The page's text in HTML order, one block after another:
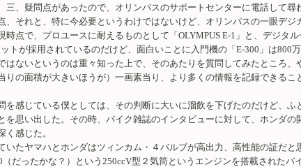
三、疑問点があったので、オリンパスのサポートセンターに電話して
それと、特に今必要というわけではないけど、オリンパスの一眼デジ
時点で、プロユースに耐えるものとして「OLYMPUS E-1」と、デジタ
トが採用されているのだけど、面白いことに入門機の「E-300」は
はないというのは重々知った上で、そのあたりを質問してみたところ
りの面積が大きいほうが）一画素当り、より多くの情報を記録できる
を感じている僕としては、その判断に大いに溜飲を下げたのだけど、
を思い出した。その時、バイク雑誌のインタビューに対して、ホンダ
感じた。
いたヤマハとホンダはツィンカム・４バルブが高出力、高性能の証だ
だったかな？）という250ccV型２気筒というエンジンを搭載された